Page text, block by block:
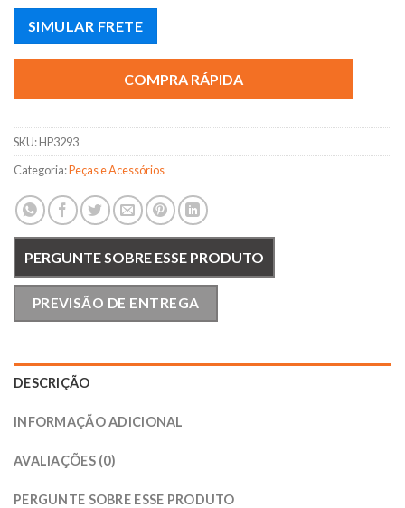
SIMULAR FRETE
COMPRA RÁPIDA
SKU:HP3293
Categoria:Peças e Acessórios
PERGUNTE SOBRE ESSE PRODUTO
PREVISÃO DE ENTREGA
DESCRIÇÃO
INFORMAÇÃO ADICIONAL
AVALIAÇÕES (0)
PERGUNTE SOBRE ESSE PRODUTO